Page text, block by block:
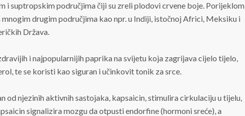
i suptropskim područjima čiji su zreli plodovi crvene boje. Porijeklom
mnogim drugim područjima kao npr. u Indiji, istočnoj Africi, Meksiku i
Država.
i najpopularnijih paprika na svijetu koja zagrijava cijelo tijelo,
te se koristi kao siguran i učinkovit tonik za srce.
od njezinih aktivnih sastojaka, kapsaicin, stimulira cirkulaciju u tijelu,
signalizira mozgu da otpusti endorfine (hormoni sreće), a